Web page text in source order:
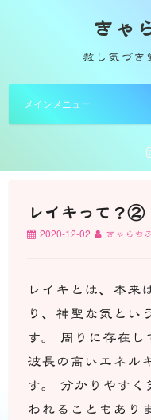
ツ
ス
ッ
きゃ
赦し気づき
メインメニュー
レイキって？②
2020-12-02 きゃらち
レイキとは、本来
り、神聖な気とい
す。 周りに存在し
波長の高いエネル
す。 分かりやす
われることもあり